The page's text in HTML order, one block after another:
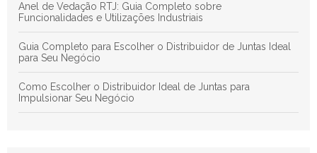
Anel de Vedação RTJ: Guia Completo sobre
Funcionalidades e Utilizações Industriais
Guia Completo para Escolher o Distribuidor de Juntas Ideal
para Seu Negócio
Como Escolher o Distribuidor Ideal de Juntas para
Impulsionar Seu Negócio